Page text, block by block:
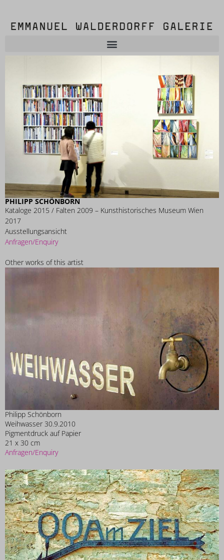
PHILIPP SCHÖNBORN
Kataloge 2015 / Falten 2009 – Kunsthistorisches Museum Wien
2017
Ausstellungsansicht
Anfragen/Enquiry
Other works of this artist
Philipp Schönborn
Weihwasser 30.9.2010
Pigmentdruck auf Papier
21 x 30 cm
Anfragen/Enquiry